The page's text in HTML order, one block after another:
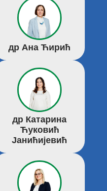
др Ана Ћирић
др Катарина
Ћуковић
Јанићијевић